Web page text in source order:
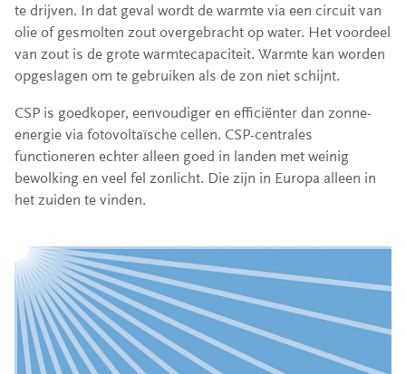
te drijven. In dat geval wordt de warmte via een circuit van
olie of gesmolten zout overgebracht op water. Het voordeel
van zout is de grote warmtecapaciteit. Warmte kan worden
opgeslagen om te gebruiken als de zon niet schijnt.
CSP is goedkoper, eenvoudiger en efficiënter dan zonne-
energie via fotovoltaïsche cellen. CSP-centrales
functioneren echter alleen goed in landen met weinig
bewolking en veel fel zonlicht. Die zijn in Europa alleen in
het zuiden te vinden.